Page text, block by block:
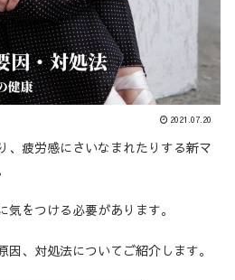
2021.07.20
、疲労感にさいなまれたりする新マ
をつける必要があります。
、対処法についてご紹介します。